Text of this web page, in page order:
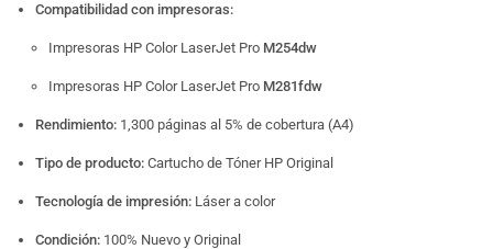
Compatibilidad con impresoras:
Impresoras HP Color LaserJet Pro M254dw
Impresoras HP Color LaserJet Pro M281fdw
Rendimiento: 1,300 páginas al 5% de cobertura (A4)
Tipo de producto: Cartucho de Tóner HP Original
Tecnología de impresión: Láser a color
Condición: 100% Nuevo y Original